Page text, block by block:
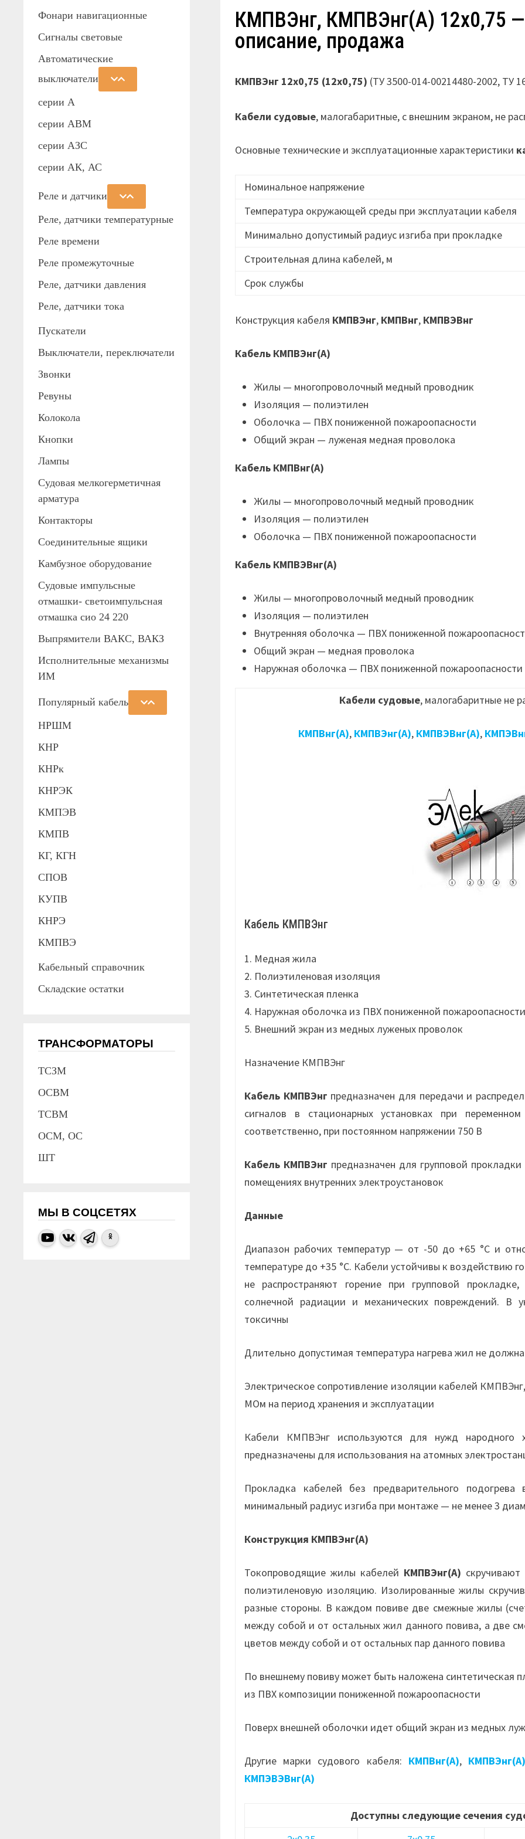
КМПВЭнг, КМПВЭнг(А) 12х0,75 —
описание, продажа
КМПВЭнг 12х0,75 (12х0,75) (ТУ 3500-014-00214480-2002, ТУ
Кабели судовые, малогабаритные, с внешним экраном, не
Основные технические и эксплуатационные характеристики
Номинальное напряжение
Температура окружающей среды при эксплуатации кабеля
Минимально допустимый радиус изгиба при прокладке
Строительная длина кабелей, м
Срок службы
Конструкция кабеля КМПВЭнг, КМПВнг, КМПВЭВнг
Кабель КМПВЭнг(А)
Жилы — многопроволочный медный проводник
Изоляция — полиэтилен
Оболочка — ПВХ пониженной пожароопасности
Общий экран — луженая медная проволока
Кабель КМПВнг(А)
Жилы — многопроволочный медный проводник
Изоляция — полиэтилен
Оболочка — ПВХ пониженной пожароопасности
Кабель КМПВЭВнг(А)
Жилы — многопроволочный медный проводник
Изоляция — полиэтилен
Внутренняя оболочка — ПВХ пониженной
Общий экран — медная проволока
Наружная оболочка — ПВХ пониженной пожароопасности
Кабели судовые, малогабаритные не
КМПВнг(А), КМПВЭнг(А), КМПВЭВнг(А),
Кабель КМПВЭнг
1. Медная жила
2. Полиэтиленовая изоляция
3. Синтетическая пленка
4. Наружная оболочка из ПВХ пониженной
5. Внешний экран из медных луженых проволок
Назначение КМПВЭнг
Кабель КМПВЭнг предназначен для передачи и
сигналов в стационарных установках при
соответственно, при постоянном напряжении 750 В
Кабель КМПВЭнг предназначен для групповой
помещениях внутренних электроустановок
Данные
Диапазон рабочих температур — от -50 до +65 °С и
температуре до +35 °С. Кабели устойчивы к воздействию
не распространяют горение при групповой
солнечной радиации и механических повреждений. В
токсичны
Длительно допустимая температура нагрева жил не
Электрическое сопротивление изоляции кабелей
МОм на период хранения и эксплуатации
Кабели КМПВЭнг используются для нужд народного
предназначены для использования на атомных
Прокладка кабелей без предварительного
минимальный радиус изгиба при монтаже — не менее 3
Конструкция КМПВЭнг(А)
Токопроводящие жилы кабелей КМПВЭнг(А)
полиэтиленовую изоляцию. Изолированные жилы
разные стороны. В каждом повиве две смежные жилы
между собой и от остальных жил данного повива, а две
цветов между собой и от остальных пар данного повива
По внешнему повиву может быть наложена синтетическая
из ПВХ композиции пониженной пожароопасности
Поверх внешней оболочки идет общий экран из медных
Другие марки судового кабеля: КМПВнг(А), КМПВЭнг(А)
КМПЭВЭВнг(А)
Доступны следующие сечения
Фонари навигационные
Сигналы световые
Автоматические
выключатели
серии А
серии АВМ
cерии АЗС
серии АК, АС
Реле и датчики
Реле, датчики температурные
Реле времени
Реле промежуточные
Реле, датчики давления
Реле, датчики тока
Пускатели
Выключатели, переключатели
Звонки
Ревуны
Колокола
Кнопки
Лампы
Судовая мелкогерметичная
арматура
Контакторы
Соединительные ящики
Камбузное оборудование
Судовые импульсные
отмашки- светоимпульсная
отмашка сио 24 220
Выпрямители ВАКС, ВАКЗ
Исполнительные механизмы
ИМ
Популярный кабель
НРШМ
КНР
КНРк
КНРЭК
КМПЭВ
КМПВ
КГ, КГН
СПОВ
КУПВ
КНРЭ
КМПВЭ
Кабельный справочник
Складские остатки
ТРАНСФОРМАТОРЫ
ТСЗМ
ОСВМ
ТСВМ
ОСМ, ОС
ШТ
МЫ В СОЦСЕТЯХ